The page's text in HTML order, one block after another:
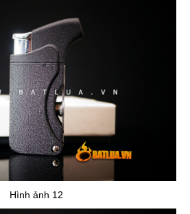
Hình ảnh 12